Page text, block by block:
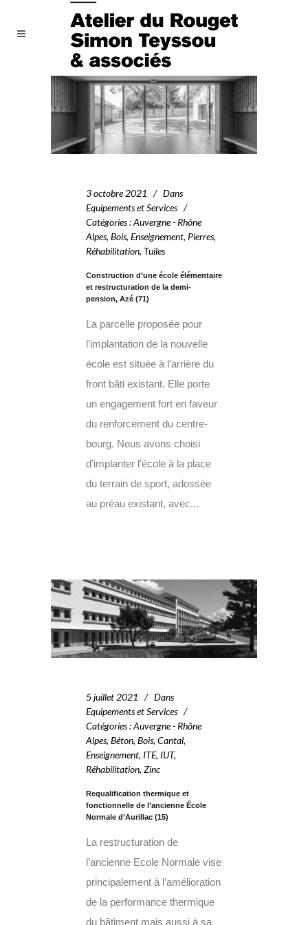
3 octobre 2021
Dans
Equipements et Services
Catégories:Auvergne - Rhône
Alpes, Bois, Enseignement, Pierres,
Réhabilitation, Tuiles
Construction d’une école élémentaire
et restructuration de la demi-
pension, Azé (71)
La parcelle proposée pour
l’implantation de la nouvelle
école est située à l’arrière du
front bâti existant. Elle porte
un engagement fort en faveur
du renforcement du centre-
bourg. Nous avons choisi
d’implanter l’école à la place
du terrain de sport, adossée
au préau existant, avec...
5 juillet 2021
Dans
Equipements et Services
Catégories:Auvergne - Rhône
Alpes, Béton, Bois, Cantal,
Enseignement, ITE, IUT,
Réhabilitation, Zinc
Requalification thermique et
fonctionnelle de l’ancienne École
Normale d’Aurillac (15)
La restructuration de
l’ancienne Ecole Normale vise
principalement à l’amélioration
de la performance thermique
du bâtiment mais aussi à sa